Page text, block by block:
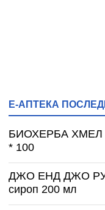
Е-АПТЕКА
БИОХЕРБА ХМЕЛ
* 100
ДЖО ЕНД ДЖО
сироп 200 мл